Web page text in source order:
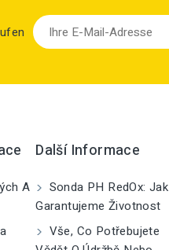
A
Další Informace
Sonda PH RedOx: Jak
Garantujeme Životnost
Vše, Co Potřebujete